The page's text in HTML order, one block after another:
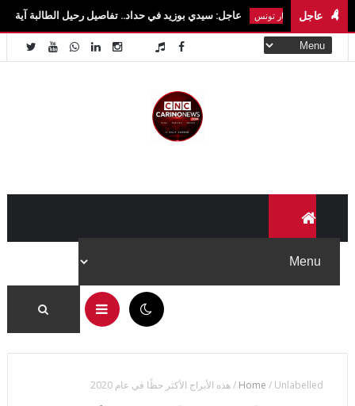
عاجل
اخبار تونس عاجل: سيدي بوزيد في حداد.. تفاصيل رحيل الطالبة آية الزايدي في
Home / Unlabelled
/هذه الأبراج الأكثر حظًا في عام 2020